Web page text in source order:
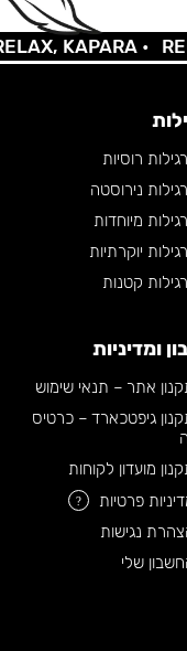
KAPARA •
רוסיות
נירוסטה
מיוחדות
יוקרתיות
קטנות
ומדיניות
אתר – תנאי שימוש
גיפטכארד – כרטיס
מועדון לקוחות
פרטיות
?
נגישות
שלי